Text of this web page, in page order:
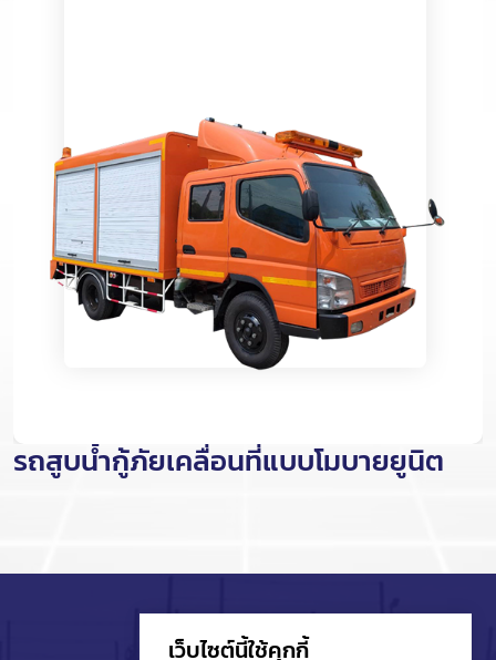
รถสูบน้ำกู้ภัยเคลื่อนที่แบบโมบายยูนิต
เว็บไซต์นี้ใช้คุกกี้